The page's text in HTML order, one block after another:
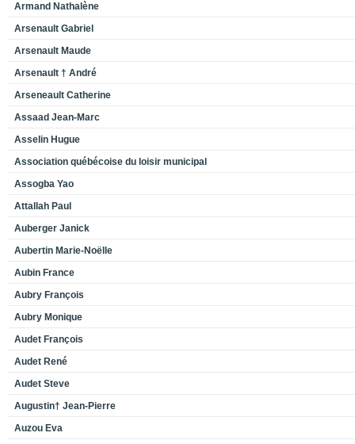
Armand Nathalène
Arsenault Gabriel
Arsenault Maude
Arsenault † André
Arseneault Catherine
Assaad Jean-Marc
Asselin Hugue
Association québécoise du loisir municipal
Assogba Yao
Attallah Paul
Auberger Janick
Aubertin Marie-Noëlle
Aubin France
Aubry François
Aubry Monique
Audet François
Audet René
Audet Steve
Augustin† Jean-Pierre
Auzou Eva